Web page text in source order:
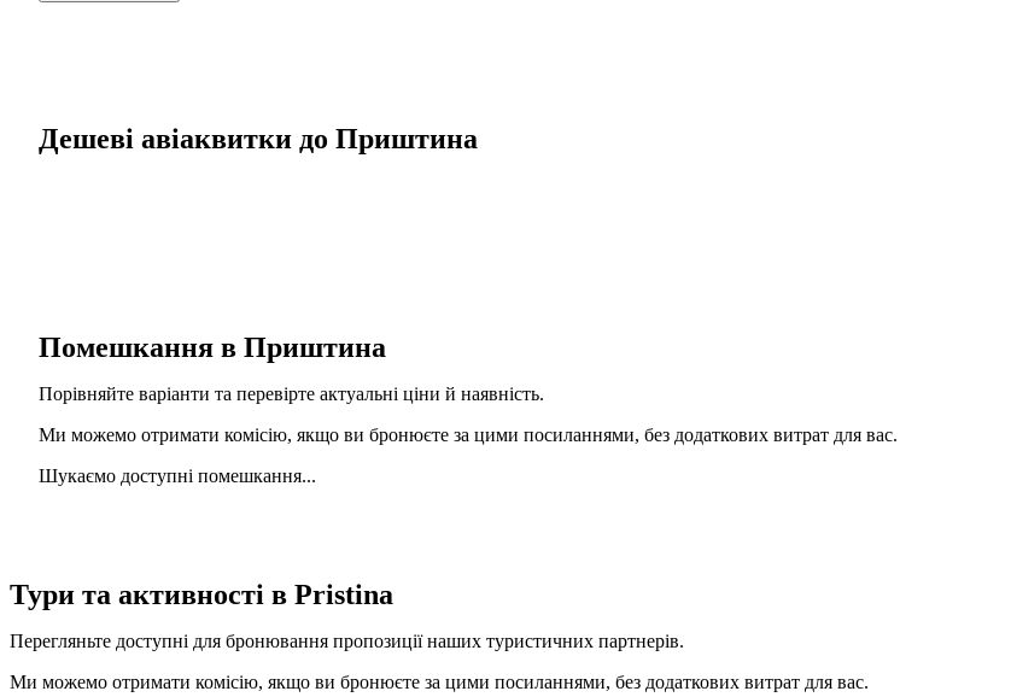
Дешеві авіаквитки до Приштина
Помешкання в Приштина
Порівняйте варіанти та перевірте актуальні ціни й наявність.
Ми можемо отримати комісію, якщо ви бронюєте за цими посиланнями, без додаткових витрат для вас.
Шукаємо доступні помешкання...
Тури та активності в Pristina
Перегляньте доступні для бронювання пропозиції наших туристичних партнерів.
Ми можемо отримати комісію, якщо ви бронюєте за цими посиланнями, без додаткових витрат для вас.